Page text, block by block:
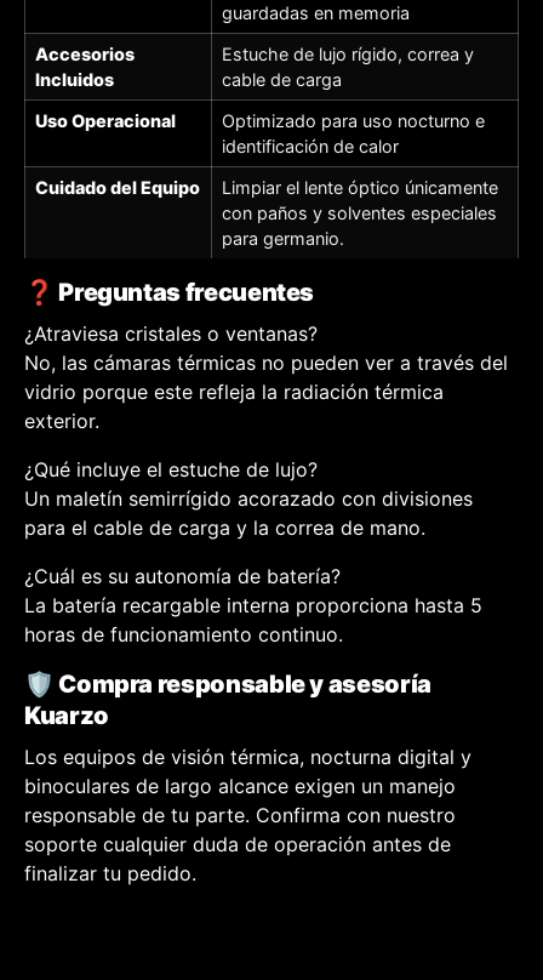
guardadas en memoria
Accesorios
Incluidos
Estuche de lujo rígido, correa y
cable de carga
Uso Operacional
Optimizado para uso nocturno e
identificación de calor
Cuidado del Equipo
Limpiar el lente óptico únicamente
con paños y solventes especiales
para germanio.
❓ Preguntas frecuentes
¿Atraviesa cristales o ventanas?
No, las cámaras térmicas no pueden ver a través del
vidrio porque este refleja la radiación térmica
exterior.
¿Qué incluye el estuche de lujo?
Un maletín semirrígido acorazado con divisiones
para el cable de carga y la correa de mano.
¿Cuál es su autonomía de batería?
La batería recargable interna proporciona hasta 5
horas de funcionamiento continuo.
🛡️ Compra responsable y asesoría
Kuarzo
Los equipos de visión térmica, nocturna digital y
binoculares de largo alcance exigen un manejo
responsable de tu parte. Confirma con nuestro
soporte cualquier duda de operación antes de
finalizar tu pedido.